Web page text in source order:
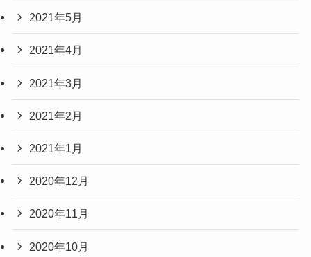
2021年5月
2021年4月
2021年3月
2021年2月
2021年1月
2020年12月
2020年11月
2020年10月